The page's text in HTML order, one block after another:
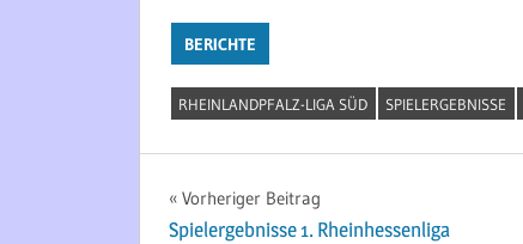
BERICHTE
RHEINLANDPFALZ-LIGA SÜD SPIELERGEBNISSE
Beitragsnavigation
Vorheriger Beitrag
Spielergebnisse 1. Rheinhessenliga